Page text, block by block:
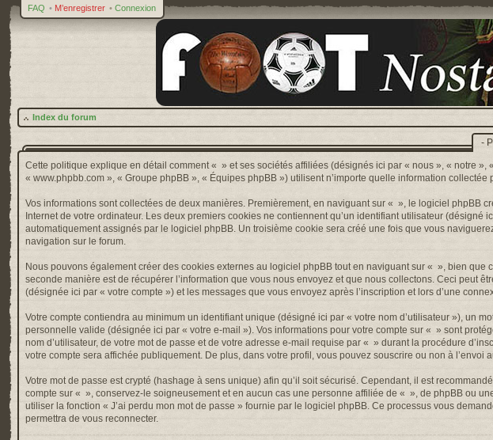
FAQ • M’enregistrer • Connexion
Index du forum
-
Cette politique explique en détail comment « » et ses sociétés affiliées (désignés ici par « nous », « notre
« www.phpbb.com », « Groupe phpBB », « Équipes phpBB ») utilisent n’importe quelle information
Vos informations sont collectées de deux manières. Premièrement, en naviguant sur « », le logiciel phpBB
Internet de votre ordinateur. Les deux premiers cookies ne contiennent qu’un identifiant utilisateur
automatiquement assignés par le logiciel phpBB. Un troisième cookie sera créé une fois que vous
navigation sur le forum.
Nous pouvons également créer des cookies externes au logiciel phpBB tout en naviguant sur « », bien
seconde manière est de récupérer l’information que vous nous envoyez et que nous collectons. Ceci peut
(désignée ici par « votre compte ») et les messages que vous envoyez après l’inscription et lors d’une
Votre compte contiendra au minimum un identifiant unique (désigné ici par « votre nom d’utilisateur »), un
personnelle valide (désignée ici par « votre e-mail »). Vos informations pour votre compte sur « » sont
nom d’utilisateur, de votre mot de passe et de votre adresse e-mail requise par « » durant la procédure
votre compte sera affichée publiquement. De plus, dans votre profil, vous pouvez souscrire ou non à l’envoi
Votre mot de passe est crypté (hashage à sens unique) afin qu’il soit sécurisé. Cependant, il est
compte sur « », conservez-le soigneusement et en aucun cas une personne affiliée de « », de phpBB ou
utiliser la fonction « J’ai perdu mon mot de passe » fournie par le logiciel phpBB. Ce processus vous
permettra de vous reconnecter.